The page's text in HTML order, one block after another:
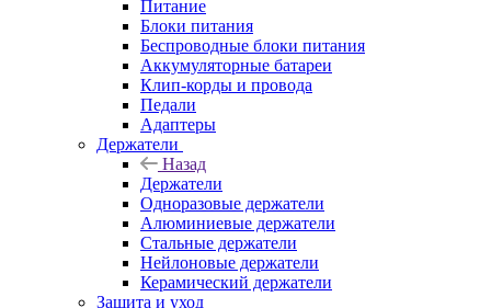
Питание
Блоки питания
Беспроводные блоки питания
Аккумуляторные батареи
Клип-корды и провода
Педали
Адаптеры
Держатели
Назад
Держатели
Одноразовые держатели
Алюминиевые держатели
Стальные держатели
Нейлоновые держатели
Керамический держатели
Защита и уход